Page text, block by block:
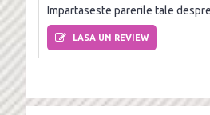
Impartaseste parerile tale
LASA UN REVIEW